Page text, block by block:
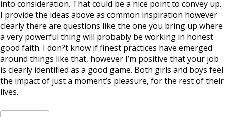
into consideration. That could be a nice point to convey up.
I provide the ideas above as common inspiration however
clearly there are questions like the one you bring up where
a very powerful thing will probably be working in honest
good faith. I don?t know if finest practices have emerged
around things like that, however I’m positive that your job
is clearly identified as a good game. Both girls and boys feel
the impact of just a moment’s pleasure, for the rest of their
lives.